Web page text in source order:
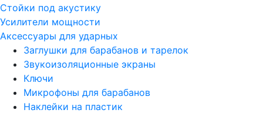
Стойки под акустику
Усилители мощности
Аксессуары для ударных
Заглушки для барабанов и тарелок
Звукоизоляционные экраны
Ключи
Микрофоны для барабанов
Наклейки на пластик